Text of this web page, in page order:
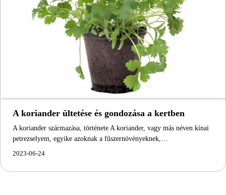
A koriander ültetése és gondozása a kertben
A koriander származása, története A koriander, vagy más néven kínai
petrezselyem, egyike azoknak a fűszernövényeknek,…
2023-06-24